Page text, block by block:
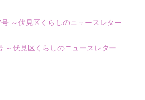
～伏見区くらしのニュースレター
～伏見区くらしのニュースレター